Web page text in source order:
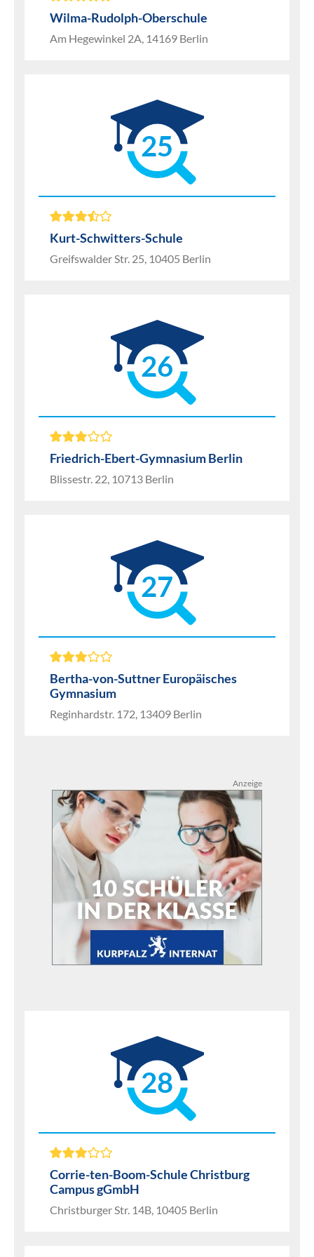
Wilma-Rudolph-Oberschule
Am Hegewinkel 2A, 14169 Berlin
25
Kurt-Schwitters-Schule
Greifswalder Str. 25, 10405 Berlin
26
Friedrich-Ebert-Gymnasium Berlin
Blissestr. 22, 10713 Berlin
27
Bertha-von-Suttner Europäisches
Gymnasium
Reginhardstr. 172, 13409 Berlin
Anzeige
28
Corrie-ten-Boom-Schule Christburg
Campus gGmbH
Christburger Str. 14B, 10405 Berlin